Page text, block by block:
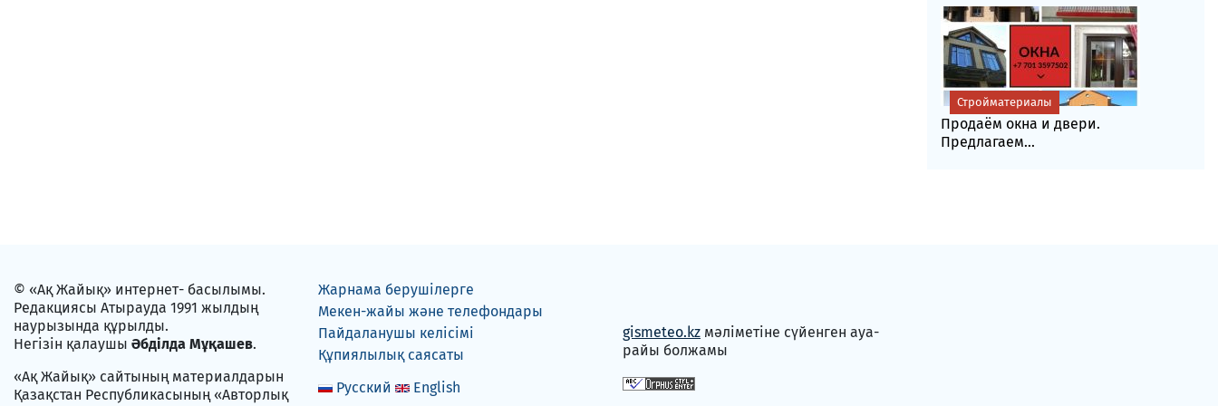
Продаём окна и двери.
Предлагаем...
Стройматериалы
© «Ақ Жайық» интернет- басылымы.
Редакциясы Атырауда 1991 жылдың
наурызында құрылды.
Негізін қалаушы Әбділда Мұқашев.
«Ақ Жайық» сайтының материалдарын
Қазақстан Республикасының «Авторлық
Жарнама берушілерге
Мекен-жайы және телефондары
Пайдаланушы келісімі
Құпиялылық саясаты
Русский
English
gismeteo.kz мәліметіне сүйенген ауа-
райы болжамы